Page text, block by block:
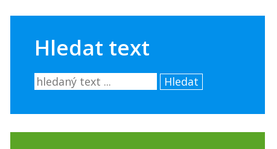
Hledat text
Hledat